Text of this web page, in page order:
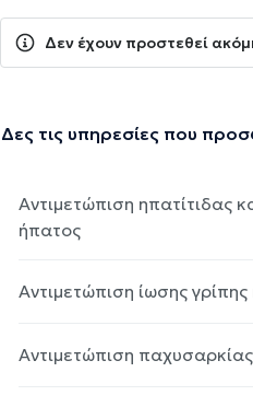
Δεν έχουν προστεθεί
Δες τις υπηρεσίες που
Αντιμετώπιση ηπατίτιδας
ήπατος
Αντιμετώπιση ίωσης
Αντιμετώπιση παχυσαρκίας